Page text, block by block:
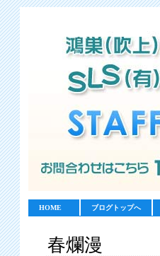
HOME ブログトップへ
春爛漫